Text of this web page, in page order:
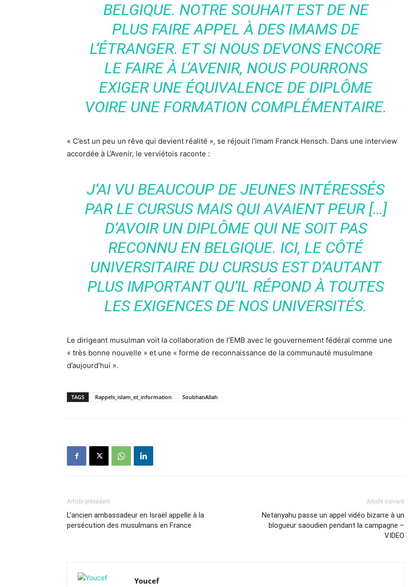
BELGIQUE. NOTRE SOUHAIT EST DE NE
PLUS FAIRE APPEL À DES IMAMS DE
L’ÉTRANGER. ET SI NOUS DEVONS ENCORE
LE FAIRE À L’AVENIR, NOUS POURRONS
EXIGER UNE ÉQUIVALENCE DE DIPLÔME
VOIRE UNE FORMATION COMPLÉMENTAIRE.
« C’est un peu un rêve qui devient réalité », se réjouit l’imam Franck Hensch. Dans une interview
accordée à L’Avenir, le verviétois raconte :
J’AI VU BEAUCOUP DE JEUNES INTÉRESSÉS
PAR LE CURSUS MAIS QUI AVAIENT PEUR […]
D’AVOIR UN DIPLÔME QUI NE SOIT PAS
RECONNU EN BELGIQUE. ICI, LE CÔTÉ
UNIVERSITAIRE DU CURSUS EST D’AUTANT
PLUS IMPORTANT QU’IL RÉPOND À TOUTES
LES EXIGENCES DE NOS UNIVERSITÉS.
Le dirigeant musulman voit la collaboration de l’EMB avec le gouvernement fédéral comme une
« très bonne nouvelle » et une « forme de reconnaissance de la communauté musulmane
d’aujourd’hui ».
TAGS Rappels_islam_et_information SoubhanAllah
Article précédent
L’ancien ambassadeur en Israël appelle à la
persécution des musulmans en France
Article suivant
Netanyahu passe un appel vidéo bizarre à un
blogueur saoudien pendant la campagne –
VIDEO
Youcef